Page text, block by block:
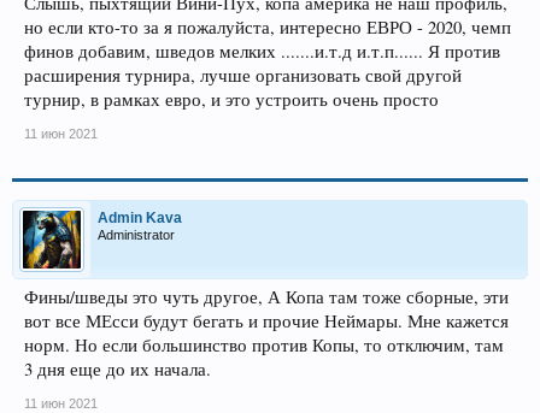
но если кто-то за я пожалуйста, интересно ЕВРО - 2020, чемп
финов добавим, шведов мелких .......и.т.д и.т.п...... Я против
расширения турнира, лучше организовать свой другой
турнир, в рамках евро, и это устроить очень просто
11 июн 2021
Admin Kava
Administrator
Фины/шведы это чуть другое, А Копа там тоже сборные, эти
вот все МЕсси будут бегать и прочие Неймары. Мне кажется
норм. Но если большинство против Копы, то отключим, там
3 дня еще до их начала.
11 июн 2021